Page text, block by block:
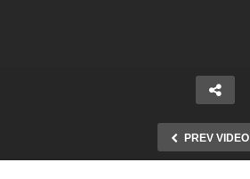
PREV VIDEO